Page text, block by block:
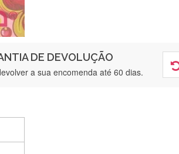
DE DEVOLUÇÃO
a sua encomenda até 60 dias.
Silvia Lopes